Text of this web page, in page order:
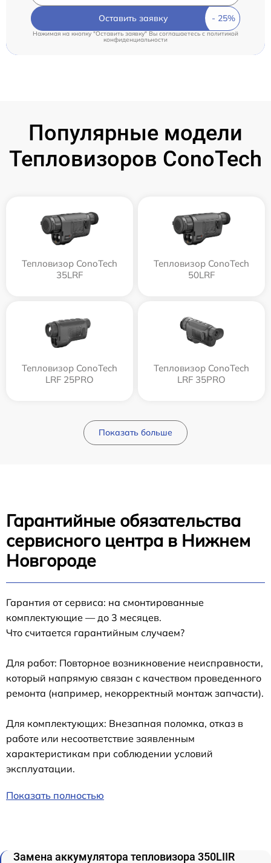
Оставить заявку
Нажимая на кнопку "Оставить заявку" Вы соглашаетесь cполитикой
конфиденциальности
Популярные модели
Тепловизоров ConoTech
Тепловизор ConoTech
35LRF
Тепловизор ConoTech
50LRF
Тепловизор ConoTech
LRF 25PRO
Тепловизор ConoTech
LRF 35PRO
Показать больше
Гарантийные обязательства
сервисного центра в Нижнем
Новгороде
Гарантия от сервиса: на смонтированные
комплектующие — до 3 месяцев.
Что считается гарантийным случаем?
Для работ: Повторное возникновение неисправности,
который напрямую связан с качеством проведенного
ремонта (например, некорректный монтаж запчасти).
Для комплектующих: Внезапная поломка, отказ в
работе или несоответствие заявленным
характеристикам при соблюдении условий
эксплуатации.
Показать полностью
Замена аккумулятора тепловизора 350LIIR